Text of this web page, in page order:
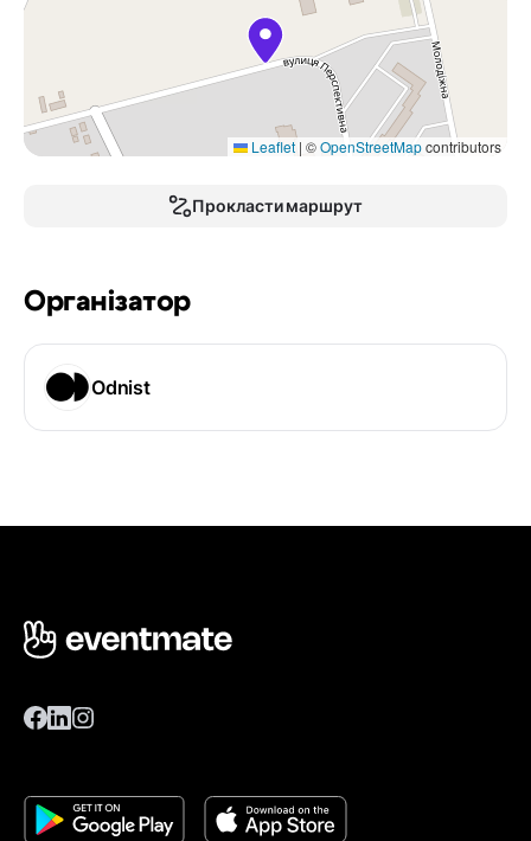
Leaflet | ©OpenStreetMapcontributors
Прокласти маршрут
Організатор
Odnist